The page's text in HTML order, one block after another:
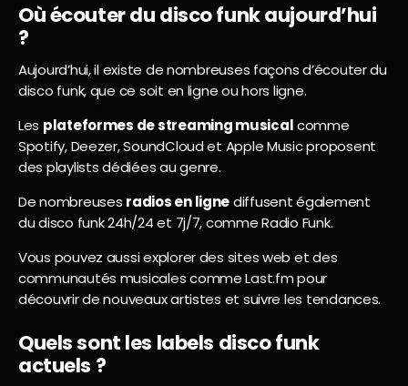
Où écouter du disco funk aujourd’hui
?
Aujourd’hui, il existe de nombreuses façons d’écouter du
disco funk, que ce soit en ligne ou hors ligne.
Les plateformes de streaming musicalcomme
Spotify, Deezer, SoundCloud et Apple Music proposent
des playlists dédiées au genre.
De nombreuses radios en lignediffusent également
du disco funk 24h/24 et 7j/7, comme Radio Funk.
Vous pouvez aussi explorer des sites web et des
communautés musicales comme Last.fm pour
découvrir de nouveaux artistes et suivre les tendances.
Quels sont les labels disco funk
actuels ?